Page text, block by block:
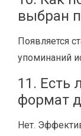
выбран
Появляется
упоминаний
11. Есть
формат
Нет.